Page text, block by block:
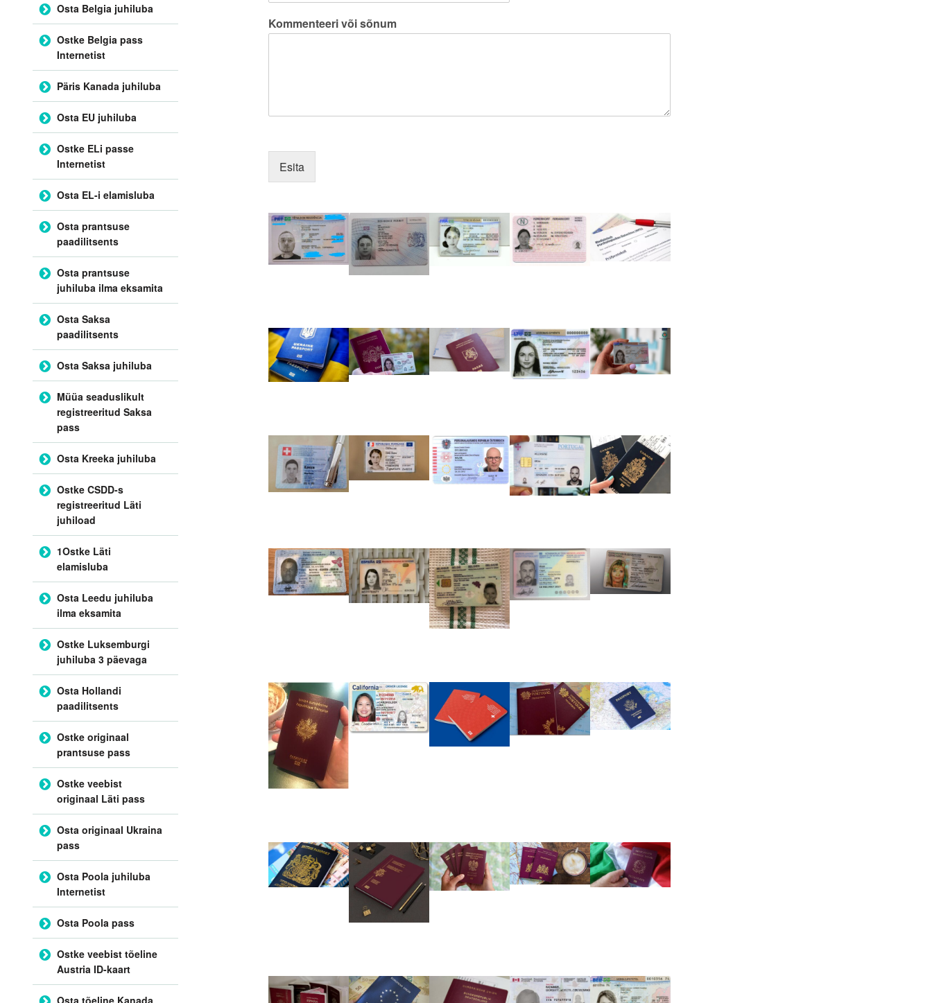
Kommenteeri või sõnum
Esita
Osta Belgia juhiluba
Ostke Belgia pass
Internetist
Päris Kanada juhiluba
Osta EU juhiluba
Ostke ELi passe
Internetist
Osta EL-i elamisluba
Osta prantsuse
paadilitsents
Osta prantsuse
juhiluba ilma eksamita
Osta Saksa
paadilitsents
Osta Saksa juhiluba
Müüa seaduslikult
registreeritud Saksa
pass
Osta Kreeka juhiluba
Ostke CSDD-s
registreeritud Läti
juhiload
1Ostke Läti
elamisluba
Osta Leedu juhiluba
ilma eksamita
Ostke Luksemburgi
juhiluba 3 päevaga
Osta Hollandi
paadilitsents
Ostke originaal
prantsuse pass
Ostke veebist
originaal Läti pass
Osta originaal Ukraina
pass
Osta Poola juhiluba
Internetist
Osta Poola pass
Ostke veebist tõeline
Austria ID-kaart
Osta tõeline Kanada